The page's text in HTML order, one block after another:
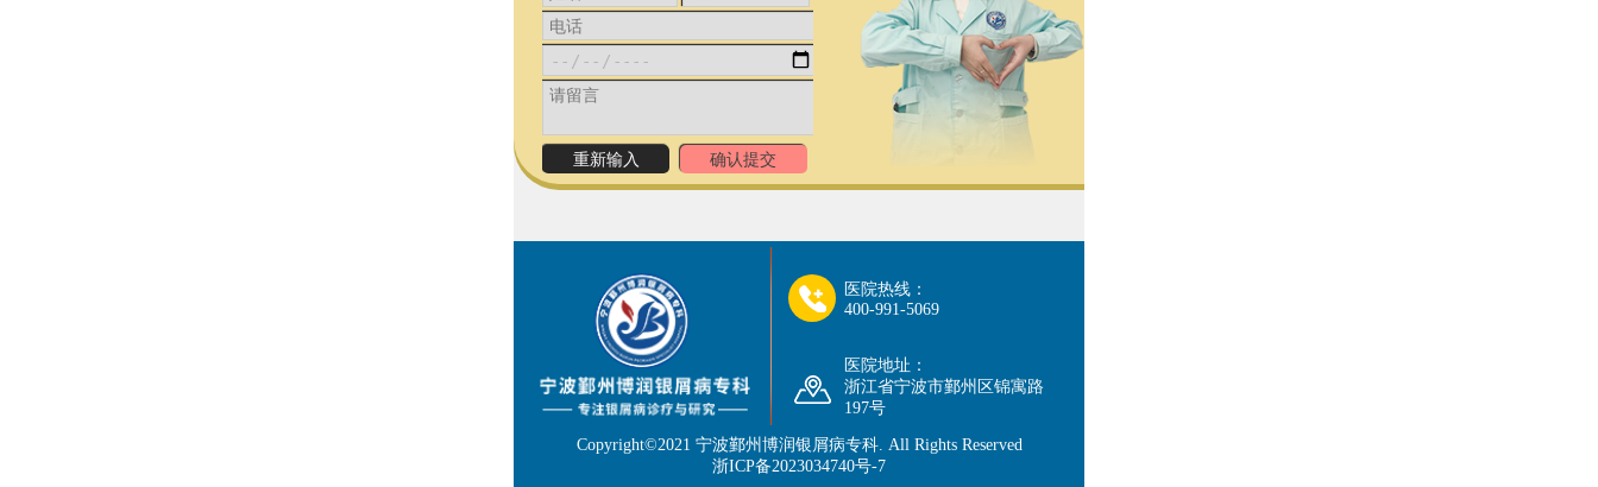
医院热线：
400-991-5069
医院地址：
浙江省宁波市鄞州区锦寓路
197号
Copyright©2021 宁波鄞州博润银屑病专科. All Rights Reserved
浙ICP备2023034740号-7